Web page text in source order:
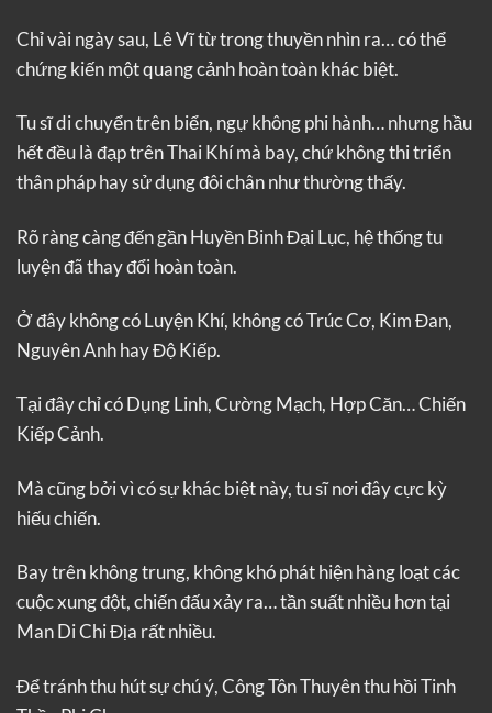
Chỉ vài ngày sau, Lê Vĩ từ trong thuyền nhìn ra… có thể
chứng kiến một quang cảnh hoàn toàn khác biệt.
Tu sĩ di chuyển trên biển, ngự không phi hành… nhưng hầu
hết đều là đạp trên Thai Khí mà bay, chứ không thi triển
thân pháp hay sử dụng đôi chân như thường thấy.
Rõ ràng càng đến gần Huyền Binh Đại Lục, hệ thống tu
luyện đã thay đổi hoàn toàn.
Ở đây không có Luyện Khí, không có Trúc Cơ, Kim Đan,
Nguyên Anh hay Độ Kiếp.
Tại đây chỉ có Dụng Linh, Cường Mạch, Hợp Căn… Chiến
Kiếp Cảnh.
Mà cũng bởi vì có sự khác biệt này, tu sĩ nơi đây cực kỳ
hiếu chiến.
Bay trên không trung, không khó phát hiện hàng loạt các
cuộc xung đột, chiến đấu xảy ra… tần suất nhiều hơn tại
Man Di Chi Địa rất nhiều.
Để tránh thu hút sự chú ý, Công Tôn Thuyên thu hồi Tinh